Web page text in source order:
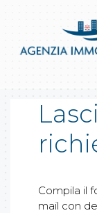
Attici In Vendita
Le Ville In
Attività
Servizi
Servizi
Proponi Un
Contatti
Compila il
mail con